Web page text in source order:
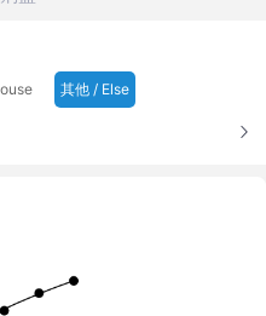
其他 / Else